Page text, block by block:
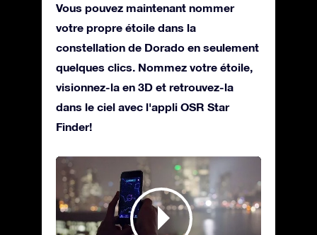
Vous pouvez maintenant nommer
votre propre étoile dans la
constellation de Dorado en seulement
quelques clics. Nommez votre étoile,
visionnez-la en 3D et retrouvez-la
dans le ciel avec l'appli OSR Star
Finder!